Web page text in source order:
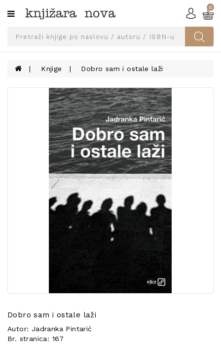
Kategorije
SVEUČILIŠNA
UDŽBENICI
KNJIGE
PRIBOR
0
Knjige Dobro sam i ostale laži
Dobro sam i ostale laži
Autor: Jadranka Pintarić
Br. stranica: 167